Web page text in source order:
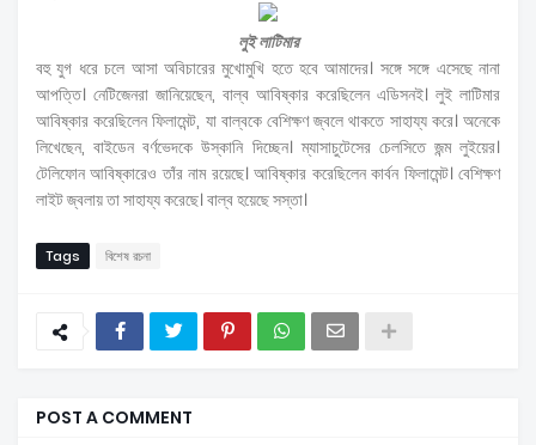
লুই লাটিমার
বহু যুগ ধরে চলে আসা অবিচারের মুখোমুখি হতে হবে আমাদের। সঙ্গে সঙ্গে এসেছে নানা
আপত্তি। নেটিজেনরা জানিয়েছেন, বাল্ব আবিষ্কার করেছিলেন এডিসনই। লুই লাটিমার
আবিষ্কার করেছিলেন ফিলামেন্ট, যা বাল্বকে বেশিক্ষণ জ্বলে থাকতে সাহায্য করে। অনেকে
লিখেছেন, বাইডেন বর্ণভেদকে উস্কানি দিচ্ছেন। ম্যাসাচুটেসের চেলসিতে জন্ম লুইয়ের।
টেলিফোন আবিষ্কারেও তাঁর নাম রয়েছে। আবিষ্কার করেছিলেন কার্বন ফিলামেন্ট। বেশিক্ষণ
লাইট জ্বলায় তা সাহায্য করেছে। বাল্ব হয়েছে সস্তা।
Tags বিশেষ রচনা
POST A COMMENT